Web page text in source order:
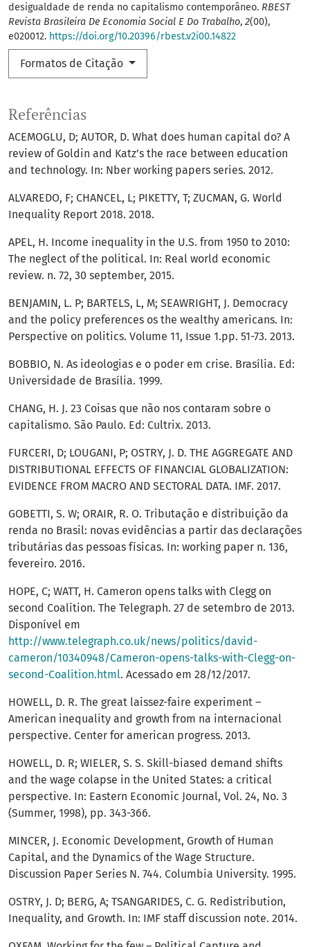
desigualdade de renda no capitalismo contemporâneo. RBEST
Revista Brasileira De Economia Social E Do Trabalho, 2(00),
e020012. https://doi.org/10.20396/rbest.v2i00.14822
Formatos de Citação
Referências
ACEMOGLU, D; AUTOR, D. What does human capital do? A
review of Goldin and Katz’s the race between education
and technology. In: Nber working papers series. 2012.
ALVAREDO, F; CHANCEL, L; PIKETTY, T; ZUCMAN, G. World
Inequality Report 2018. 2018.
APEL, H. Income inequality in the U.S. from 1950 to 2010:
The neglect of the political. In: Real world economic
review. n. 72, 30 september, 2015.
BENJAMIN, L. P; BARTELS, L, M; SEAWRIGHT, J. Democracy
and the policy preferences os the wealthy americans. In:
Perspective on politics. Volume 11, Issue 1.pp. 51-73. 2013.
BOBBIO, N. As ideologias e o poder em crise. Brasília. Ed:
Universidade de Brasília. 1999.
CHANG, H. J. 23 Coisas que não nos contaram sobre o
capitalismo. São Paulo. Ed: Cultrix. 2013.
FURCERI, D; LOUGANI, P; OSTRY, J. D. THE AGGREGATE AND
DISTRIBUTIONAL EFFECTS OF FINANCIAL GLOBALIZATION:
EVIDENCE FROM MACRO AND SECTORAL DATA. IMF. 2017.
GOBETTI, S. W; ORAIR, R. O. Tributação e distribuição da
renda no Brasil: novas evidências a partir das declarações
tributárias das pessoas físicas. In: working paper n. 136,
fevereiro. 2016.
HOPE, C; WATT, H. Cameron opens talks with Clegg on
second Coalition. The Telegraph. 27 de setembro de 2013.
Disponível em
http://www.telegraph.co.uk/news/politics/david-
cameron/10340948/Cameron-opens-talks-with-Clegg-on-
second-Coalition.html. Acessado em 28/12/2017.
HOWELL, D. R. The great laissez-faire experiment –
American inequality and growth from na internacional
perspective. Center for american progress. 2013.
HOWELL, D. R; WIELER, S. S. Skill-biased demand shifts
and the wage colapse in the United States: a critical
perspective. In: Eastern Economic Journal, Vol. 24, No. 3
(Summer, 1998), pp. 343-366.
MINCER, J. Economic Development, Growth of Human
Capital, and the Dynamics of the Wage Structure.
Discussion Paper Series N. 744. Columbia University. 1995.
OSTRY, J. D; BERG, A; TSANGARIDES, C. G. Redistribution,
Inequality, and Growth. In: IMF staff discussion note. 2014.